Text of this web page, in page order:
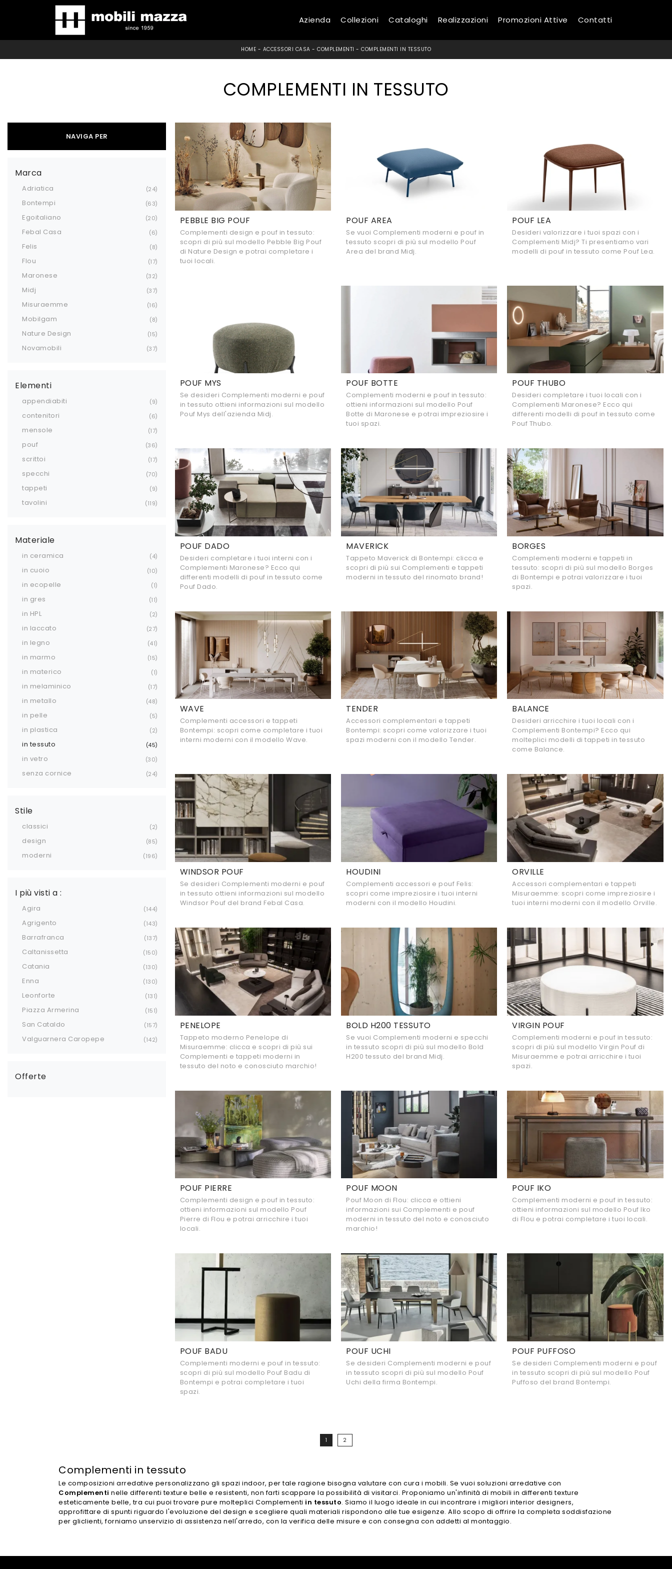
Azienda Collezioni Cataloghi Realizzazioni Promozioni Attive Contatti
HOME - ACCESSORI CASA - COMPLEMENTI - COMPLEMENTI IN TESSUTO
COMPLEMENTI IN TESSUTO
NAVIGA PER
Marca
Adriatica 24
Bontempi 63
Egoitaliano 20
Febal Casa 6
Felis 8
Flou 17
Maronese 32
Midj 37
Misuraemme 16
Mobilgam 8
Nature Design 15
Novamobili 37
Elementi
appendiabiti 9
contenitori 6
mensole 17
pouf 36
scrittoi 17
specchi 70
tappeti 9
tavolini 119
Materiale
in ceramica 4
in cuoio 10
in ecopelle 1
in gres 11
in HPL 2
in laccato 27
in legno 41
in marmo 15
in materico 1
in melaminico 17
in metallo 48
in pelle 5
in plastica 2
in tessuto 45
in vetro 30
senza cornice 24
Stile
classici 2
design 85
moderni 196
I più visti a :
Agira 144
Agrigento 143
Barrafranca 137
Caltanissetta 150
Catania 130
Enna 130
Leonforte 131
Piazza Armerina 151
San Cataldo 157
Valguarnera Caropepe 142
Offerte
PEBBLE BIG POUF
Complementi design e pouf in tessuto:
scopri di più sul modello Pebble Big Pouf
di Nature Design e potrai completare i
tuoi locali.
POUF AREA
Se vuoi Complementi moderni e pouf in
tessuto scopri di più sul modello Pouf
Area del brand Midj.
POUF LEA
Desideri valorizzare i tuoi spazi con i
Complementi Midj? Ti presentiamo vari
modelli di pouf in tessuto come Pouf Lea.
POUF MYS
Se desideri Complementi moderni e pouf
in tessuto ottieni informazioni sul modello
Pouf Mys dell'azienda Midj.
POUF BOTTE
Complementi moderni e pouf in tessuto:
ottieni informazioni sul modello Pouf
Botte di Maronese e potrai impreziosire i
tuoi spazi.
POUF THUBO
Desideri completare i tuoi locali con i
Complementi Maronese? Ecco qui
differenti modelli di pouf in tessuto come
Pouf Thubo.
POUF DADO
Desideri completare i tuoi interni con i
Complementi Maronese? Ecco qui
differenti modelli di pouf in tessuto come
Pouf Dado.
MAVERICK
Tappeto Maverick di Bontempi: clicca e
scopri di più sui Complementi e tappeti
moderni in tessuto del rinomato brand!
BORGES
Complementi moderni e tappeti in
tessuto: scopri di più sul modello Borges
di Bontempi e potrai valorizzare i tuoi
spazi.
WAVE
Complementi accessori e tappeti
Bontempi: scopri come completare i tuoi
interni moderni con il modello Wave.
TENDER
Accessori complementari e tappeti
Bontempi: scopri come valorizzare i tuoi
spazi moderni con il modello Tender.
BALANCE
Desideri arricchire i tuoi locali con i
Complementi Bontempi? Ecco qui
molteplici modelli di tappeti in tessuto
come Balance.
WINDSOR POUF
Se desideri Complementi moderni e pouf
in tessuto ottieni informazioni sul modello
Windsor Pouf del brand Febal Casa.
HOUDINI
Complementi accessori e pouf Felis:
scopri come impreziosire i tuoi interni
moderni con il modello Houdini.
ORVILLE
Accessori complementari e tappeti
Misuraemme: scopri come impreziosire i
tuoi interni moderni con il modello Orville.
PENELOPE
Tappeto moderno Penelope di
Misuraemme: clicca e scopri di più sui
Complementi e tappeti moderni in
tessuto del noto e conosciuto marchio!
BOLD H200 TESSUTO
Se vuoi Complementi moderni e specchi
in tessuto scopri di più sul modello Bold
H200 tessuto del brand Midj.
VIRGIN POUF
Complementi moderni e pouf in tessuto:
scopri di più sul modello Virgin Pouf di
Misuraemme e potrai arricchire i tuoi
spazi.
POUF PIERRE
Complementi design e pouf in tessuto:
ottieni informazioni sul modello Pouf
Pierre di Flou e potrai arricchire i tuoi
locali.
POUF MOON
Pouf Moon di Flou: clicca e ottieni
informazioni sui Complementi e pouf
moderni in tessuto del noto e conosciuto
marchio!
POUF IKO
Complementi moderni e pouf in tessuto:
ottieni informazioni sul modello Pouf Iko
di Flou e potrai completare i tuoi locali.
POUF BADU
Complementi moderni e pouf in tessuto:
scopri di più sul modello Pouf Badu di
Bontempi e potrai completare i tuoi
spazi.
POUF UCHI
Se desideri Complementi moderni e pouf
in tessuto scopri di più sul modello Pouf
Uchi della firma Bontempi.
POUF PUFFOSO
Se desideri Complementi moderni e pouf
in tessuto scopri di più sul modello Pouf
Puffoso del brand Bontempi.
1 2
Complementi in tessuto
Le composizioni arredative personalizzano gli spazi indoor, per tale ragione bisogna valutare con cura i mobili. Se vuoi soluzioni arredative con
Complementi nelle differenti texture belle e resistenti, non farti scappare la possibilità di visitarci. Proponiamo un'infinità di mobili in differenti texture
esteticamente belle, tra cui puoi trovare pure molteplici Complementi in tessuto. Siamo il luogo ideale in cui incontrare i migliori interior designers,
approfittare di spunti riguardo l'evoluzione del design e scegliere quali materiali rispondono alle tue esigenze. Allo scopo di offrire la completa soddisfazione
per gliclienti, forniamo unservizio di assistenza nell'arredo, con la verifica delle misure e con consegna con addetti al montaggio.